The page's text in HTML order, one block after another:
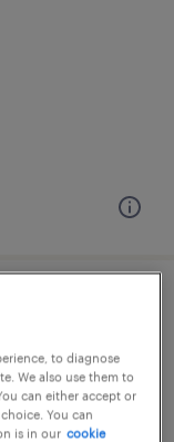
to diagnose
We also use them to
can either accept or
You can
is in our cookie